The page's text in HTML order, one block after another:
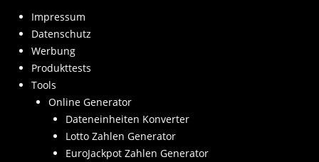
Impressum
Datenschutz
Werbung
Produkttests
Tools
Online Generator
Dateneinheiten Konverter
Lotto Zahlen Generator
EuroJackpot Zahlen Generator